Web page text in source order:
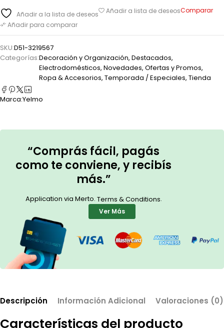
Añadir a la lista de deseos Añadir a lista de deseosComparar
Añadir para comparar
SKU:D51-3219567
Categorías:Decoración y Organización, Destacados,
Electrodomésticos, Novedades, Ofertas y Promos,
Ropa & Accesorios, Temporada / Especiales, Tienda
Marca:Yelmo
“Comprás fácil, pagás
como te conviene, y recibís
más.”
Application via Merto. Terms & Conditions.
Ver Más
Descripción Información Adicional Valoraciones (0)
Características del producto